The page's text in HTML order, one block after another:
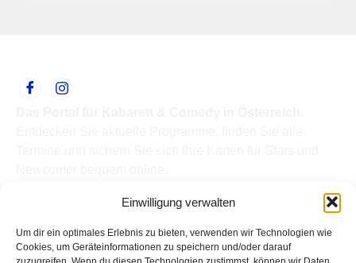
Einwilligung verwalten
Um dir ein optimales Erlebnis zu bieten, verwenden wir Technologien wie
Cookies, um Geräteinformationen zu speichern und/oder darauf
Termine
Kabarettisten